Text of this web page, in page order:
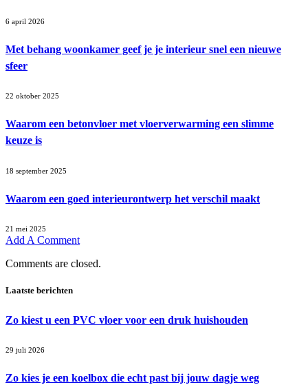
6 april 2026
Met behang woonkamer geef je je interieur snel een nieuwe
sfeer
22 oktober 2025
Waarom een betonvloer met vloerverwarming een slimme
keuze is
18 september 2025
Waarom een goed interieurontwerp het verschil maakt
21 mei 2025
Add A Comment
Comments are closed.
Laatste berichten
Zo kiest u een PVC vloer voor een druk huishouden
29 juli 2026
Zo kies je een koelbox die echt past bij jouw dagje weg